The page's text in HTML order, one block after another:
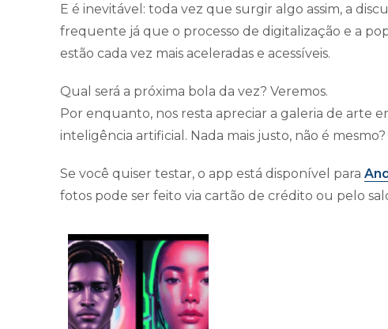
E é inevitável: toda vez que surgir algo assim, a
frequente já que o processo de digitalização e a
estão cada vez mais aceleradas e acessíveis.
Qual será a próxima bola da vez? Veremos.
Por enquanto, nos resta apreciar a galeria de arte
inteligência artificial. Nada mais justo, não é mesmo?
Se você quiser testar, o app está disponível para
fotos pode ser feito via cartão de crédito ou pelo